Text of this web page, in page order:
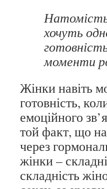
хочуть
моменти
Жінки навіть
готовність,
емоційного
той факт, що
через
жінки –
складність